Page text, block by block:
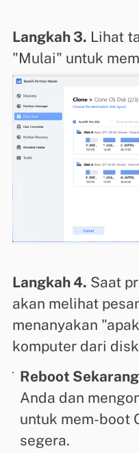
Langkah 3. Lihat
"Mulai" untuk
Langkah 4. Saat
akan melihat
menanyakan
komputer dari
Reboot Sekarang
Anda dan
untuk mem-boot
segera.